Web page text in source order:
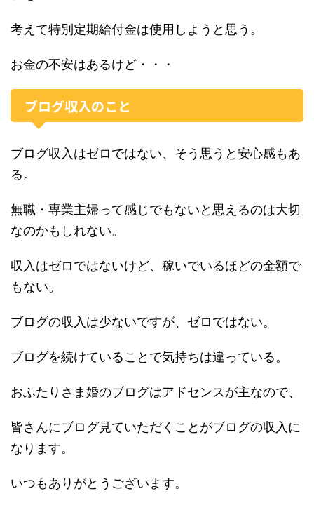
考えて特別定期給付金は使用しようと思う。
お金の不安はあるけど・・・
ブログ収入のこと
ブログ収入はゼロではない、そう思うと安心感もあ
る。
無職・専業主婦って感じでもないと思えるのは大切
なのかもしれない。
収入はゼロではないけど、稼いでいるほどの金額で
もない。
ブログの収入は少ないですが、ゼロではない。
ブログを続けていることで気持ちは違っている。
おふたりさま婚のブログはアドセンスが主なので、
皆さんにブログ見ていただくことがブログの収入に
なります。
いつもありがとうございます。